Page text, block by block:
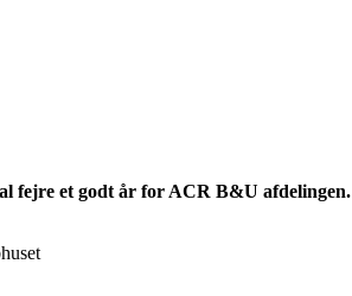
fejre et godt år for ACR B&U afdelingen.